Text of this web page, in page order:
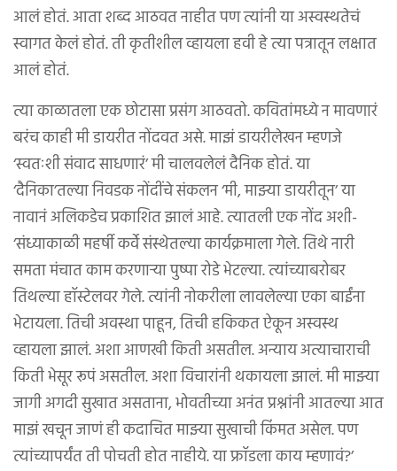
आलं होतं. आता शब्द आठवत नाहीत पण त्यांनी या अस्वस्थतेचं
स्वागत केलं होतं. ती कृतीशील व्हायला हवी हे त्या पत्रातून लक्षात
आलं होतं.
त्या काळातला एक छोटासा प्रसंग आठवतो. कवितांमध्ये न मावणारं
बरंच काही मी डायरीत नोंदवत असे. माझं डायरीलेखन म्हणजे
‘स्वतःशी संवाद साधणारं’ मी चालवलेलं दैनिक होतं. या
‘दैनिका’तल्या निवडक नोंदींचे संकलन ‘मी, माझ्या डायरीतून’ या
नावानं अलिकडेच प्रकाशित झालं आहे. त्यातली एक नोंद अशी-
‘संध्याकाळी महर्षी कर्वे संस्थेतल्या कार्यक्रमाला गेले. तिथे नारी
समता मंचात काम करणार्‍या पुष्पा रोडे भेटल्या. त्यांच्याबरोबर
तिथल्या हॉस्टेलवर गेले. त्यांनी नोकरीला लावलेल्या एका बाईंना
भेटायला. तिची अवस्था पाहून, तिची हकिकत ऐकून अस्वस्थ
व्हायला झालं. अशा आणखी किती असतील. अन्याय अत्याचाराची
किती भेसूर रूपं असतील. अशा विचारांनी थकायला झालं. मी माझ्या
जागी अगदी सुखात असताना, भोवतीच्या अनंत प्रश्नांनी आतल्या आत
माझं खचून जाणं ही कदाचित माझ्या सुखाची किंमत असेल. पण
त्यांच्यापर्यंत ती पोचती होत नाहीये. या फ्रॉडला काय म्हणावं?’